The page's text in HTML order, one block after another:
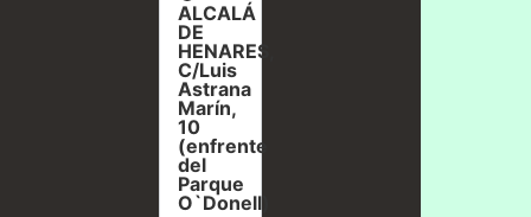
ALCALÁ
DE
HENARES,
C/Luis
Astrana
Marín,
10
(enfrente
del
Parque
O`Donell)